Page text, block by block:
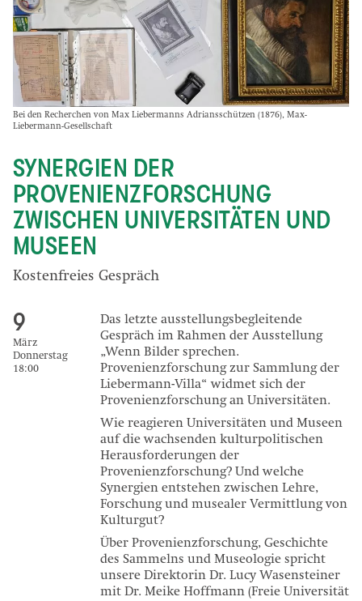
Bei den Recherchen von Max Liebermanns Adriansschützen (1876), Max-
Liebermann-Gesellschaft
SYNERGIEN DER
PROVENIENZFORSCHUNG
ZWISCHEN UNIVERSITÄTEN UND
MUSEEN
Kostenfreies Gespräch
Das letzte ausstellungsbegleitende
Gespräch im Rahmen der Ausstellung
„Wenn Bilder sprechen.
Provenienzforschung zur Sammlung der
Liebermann-Villa“ widmet sich der
Provenienzforschung an Universitäten.
Wie reagieren Universitäten und Museen
auf die wachsenden kulturpolitischen
Herausforderungen der
Provenienzforschung? Und welche
Synergien entstehen zwischen Lehre,
Forschung und musealer Vermittlung von
Kulturgut?
Über Provenienzforschung, Geschichte
des Sammelns und Museologie spricht
unsere Direktorin Dr. Lucy Wasensteiner
mit Dr. Meike Hoffmann (Freie Universität
9
März
Donnerstag
18:00